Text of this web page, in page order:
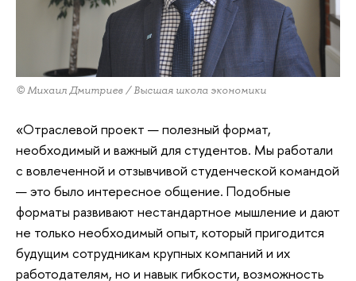
© Михаил Дмитриев / Высшая школа экономики
«Отраслевой проект — полезный формат,
необходимый и важный для студентов. Мы работали
с вовлеченной и отзывчивой студенческой командой
— это было интересное общение. Подобные
форматы развивают нестандартное мышление и дают
не только необходимый опыт, который пригодится
будущим сотрудникам крупных компаний и их
работодателям, но и навык гибкости, возможность